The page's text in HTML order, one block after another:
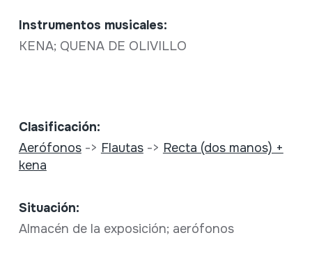
Instrumentos musicales:
KENA; QUENA DE OLIVILLO
Clasificación:
Aerófonos-> Flautas-> Recta (dos manos) +
kena
Situación:
Almacén de la exposición; aerófonos